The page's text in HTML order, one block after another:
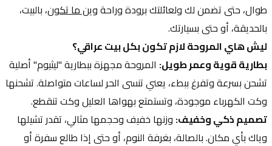
طوال، حتى تضمن لك ولعائلتك برودة وراحة وين ما تكون
بالحديقة، أو حتى بسيارتك.
ليش هاي المروحة لازم تكون بكل بيت عراقي؟
بطارية قوية وعمر طويل:
وكت الكهرباء موجودة، وتستمتع بهواها العليل وكت تنقطع.
تصميم ذكي وخفيف: